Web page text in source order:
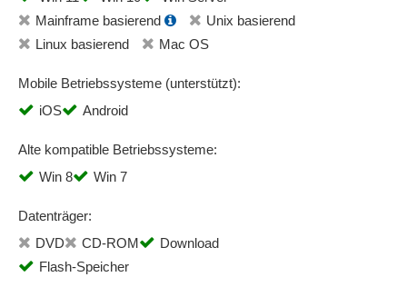
Mainframe basierend
Unix basierend
Linux basierend
Mac OS
Mobile Betriebssysteme (unterstützt):
iOS
Android
Alte kompatible Betriebssysteme:
Win 8
Win 7
Datenträger:
DVD
CD-ROM
Download
Flash-Speicher